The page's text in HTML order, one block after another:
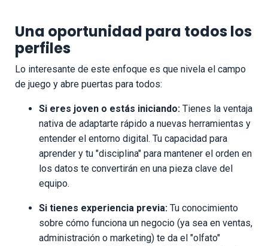
Una oportunidad para todos los
perfiles
Lo interesante de este enfoque es que nivela el campo
de juego y abre puertas para todos:
Si eres joven o estás iniciando: Tienes la ventaja
nativa de adaptarte rápido a nuevas herramientas y
entender el entorno digital. Tu capacidad para
aprender y tu "disciplina" para mantener el orden en
los datos te convertirán en una pieza clave del
equipo.
Si tienes experiencia previa: Tu conocimiento
sobre cómo funciona un negocio (ya sea en ventas,
administración o marketing) te da el "olfato"